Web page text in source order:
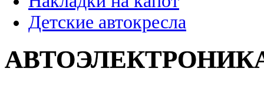
Детские автокресла